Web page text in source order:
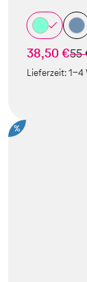
38,50 €55
Lieferzeit:1-4
%